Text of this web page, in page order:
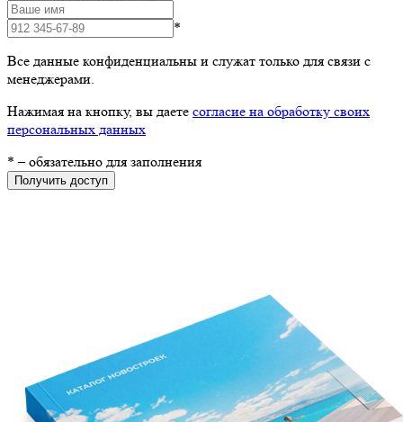
*
Все данные конфиденциальны и служат только для связи с
менеджерами.
Нажимая на кнопку, вы даете согласие на обработку своих
персональных данных
* – обязательно для заполнения
Получить доступ